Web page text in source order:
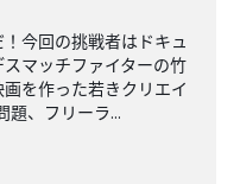
今回の挑戦者はドキュ
マッチファイターの竹
を作った若きクリエイ
題、フリーラ...